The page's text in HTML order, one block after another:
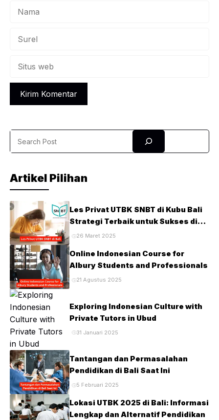
Artikel Pilihan
Les Privat UTBK SNBT di Kubu Bali
Strategi Terbaik untuk Sukses di
Ujian PTN
26 Maret 2025
Online Indonesian Course for
Albury Students and Professionals
21 Agustus 2025
Exploring Indonesian Culture with
Private Tutors in Ubud
31 Januari 2025
Tantangan dan Permasalahan
Pendidikan di Bali Saat Ini
5 Februari 2025
Lokasi UTBK 2025 di Bali: Informasi
Lengkap dan Alternatif Pendidikan